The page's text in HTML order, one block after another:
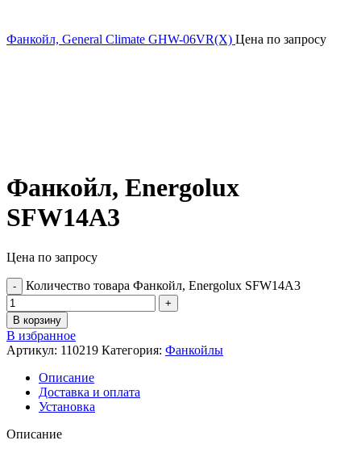
Фанкойл, General Climate GHW-06VR(X) Цена по запросу
Фанкойл, Energolux
SFW14A3
Цена по запросу
Количество товара Фанкойл, Energolux SFW14A3
В корзину
В избранное
Артикул: 110219 Категория: Фанкойлы
Описание
Доставка и оплата
Установка
Описание